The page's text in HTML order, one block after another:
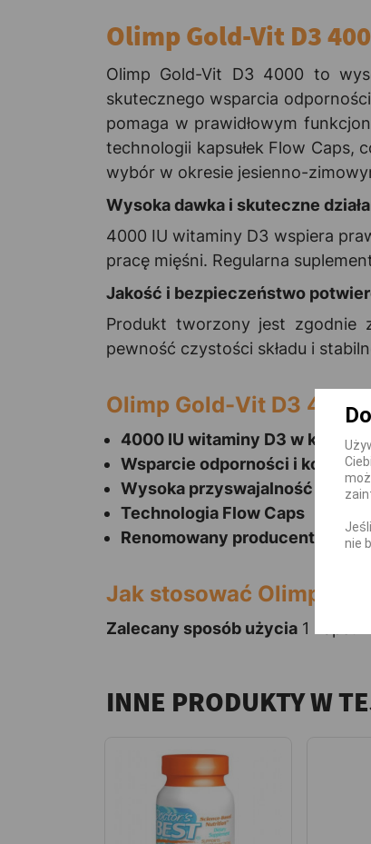
Olimp Gold-Vit D3
Olimp Gold-Vit D3 4000 to
skutecznego wsparcia
pomaga w prawidłowym
technologii kapsułek Flow Caps,
wybór w okresie jesienno-
Wysoka dawka i skuteczne
4000 IU witaminy D3 wspiera
pracę mięśni. Regularna
Jakość i bezpieczeństwo
Produkt tworzony jest zgodnie
pewność czystości składu i
Olimp Gold-Vit D3
4000 IU witaminy D3 w
Wsparcie odporności i kości
Wysoka przyswajalność
Technologia Flow Caps
Renomowany producent
Jak stosować Olimp
Zalecany sposób użycia 1
INNE PRODUKTY W
nie